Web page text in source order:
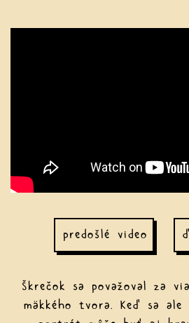
predošlé video
Škrečok sa považoval za
mäkkého tvora. Keď sa ale